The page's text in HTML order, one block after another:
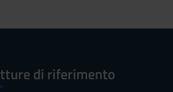
di riferimento